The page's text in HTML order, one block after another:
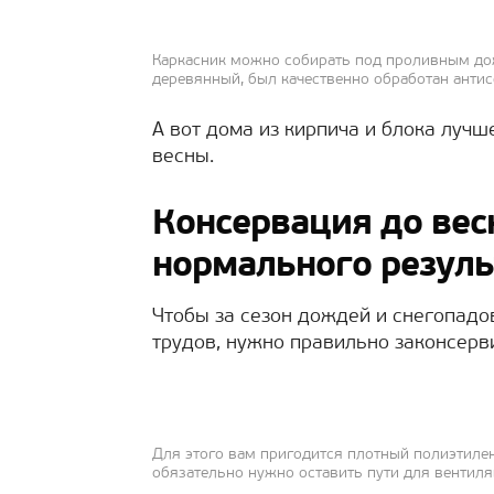
Каркасник можно собирать под проливным
деревянный, был качественно обработан
А вот дома из кирпича и блока
весны.
Консервация до
нормального
Чтобы за сезон дождей и
трудов, нужно правильно
Для этого вам пригодится плотный
обязательно нужно оставить пути для